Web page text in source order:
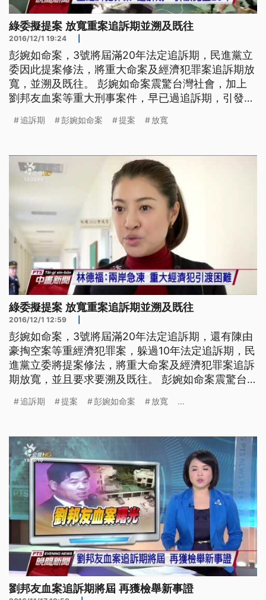
綠委擬提案 放寬重案追訴期並溯及既往
2016/12/1 19:24
彭婉如命案，3號將屆滿20年法定追訴期，民進黨立
委因此提案修法，將重大命案及經濟犯罪案追訴期放
寬，並溯及既往。 彭婉如命案震驚台灣社會，加上
劉邦友血案等重大刑事案件，早已過追訴期，引發社
追訴期，放寬到30年。 此外，包括陳由豪掏空案等
定追訴期，也一併放寬至20年。 由於綠營的提案，
還要求
追訴期 彭婉如命案 提案 放寬
綠委擬提案 放寬重案追訴期並溯及既往
2016/12/1 12:59
彭婉如命案，3號將屆滿20年法定追訴期，還有陳由
豪掏空案等重經濟犯罪案，躲過10年法定追訴期，民
進黨立委將提案修法，將重大命案及經濟犯罪案追訴
期放寬，並且要求要溯及既往。 彭婉如命案震驚台
屆滿20年法定追訴期，加上劉邦友血案等重大刑事案
案修法，將重大殺人刑案的追訴期，放寬到30年。此
外，包括陳由豪掏空
追訴期 提案 彭婉如命案 放寬 ...
劉邦友血案追訴期將屆 再獲檢舉新事證